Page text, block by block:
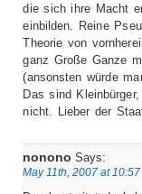
die sich ihre Macht
einbilden. Reine
Theorie von
ganz Große Ganze
(ansonsten würde
Das sind
nicht. Lieber der
nonono Says:
May 11th, 2007 at 10:57